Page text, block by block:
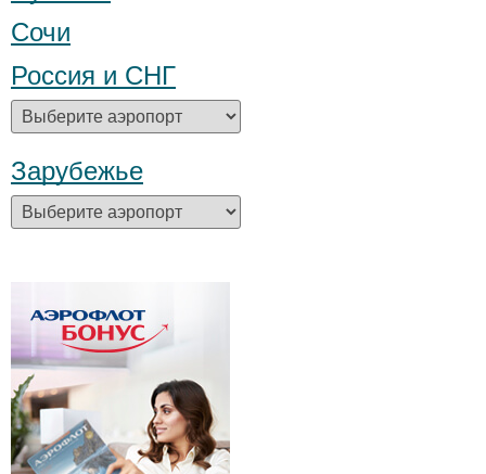
Сочи
Россия и СНГ
Зарубежье